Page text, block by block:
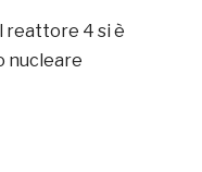
reattore 4 si è
nucleare